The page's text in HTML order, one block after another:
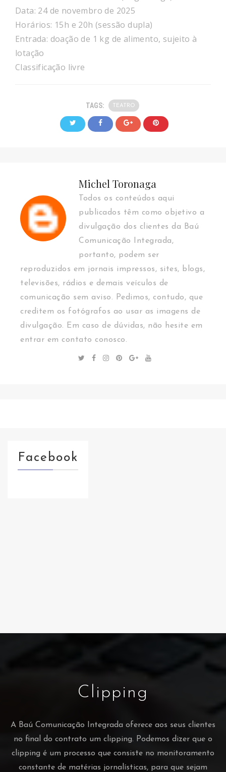
Data: 24 de novembro de 2025
Horários: 15h e 20h (sessão dupla)
Entrada: doação de 1 kg de alimento, sujeito à
lotação
Classificação livre
TAGS: TEATRO
Michel Toronaga
Todos os conteúdos aqui
publicados têm como objetivo a
divulgação dos clientes da Baú
Comunicação Integrada,
portanto, podem ser
reproduzidos em jornais impressos, sites, blogs,
televisões, rádios e demais veículos de
comunicação sem aviso. Pedimos, contudo, que
creditem os fotógrafos ao usar as imagens de
divulgação. Em caso de dúvidas, não hesite em
entrar em contato conosco.
Facebook
Clipping
A Baú Comunicação Integrada oferece aos seus clientes
no final do contrato um clipping. Podemos dizer que o
clipping é um processo que consiste no monitoramento
constante de matérias jornalísticas, para que sejam